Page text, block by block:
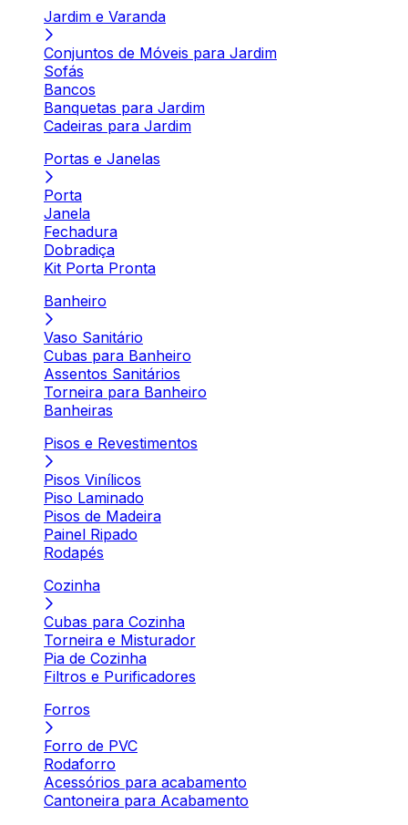
Jardim e Varanda
Conjuntos de Móveis para Jardim
Sofás
Bancos
Banquetas para Jardim
Cadeiras para Jardim
Portas e Janelas
Porta
Janela
Fechadura
Dobradiça
Kit Porta Pronta
Banheiro
Vaso Sanitário
Cubas para Banheiro
Assentos Sanitários
Torneira para Banheiro
Banheiras
Pisos e Revestimentos
Pisos Vinílicos
Piso Laminado
Pisos de Madeira
Painel Ripado
Rodapés
Cozinha
Cubas para Cozinha
Torneira e Misturador
Pia de Cozinha
Filtros e Purificadores
Forros
Forro de PVC
Rodaforro
Acessórios para acabamento
Cantoneira para Acabamento